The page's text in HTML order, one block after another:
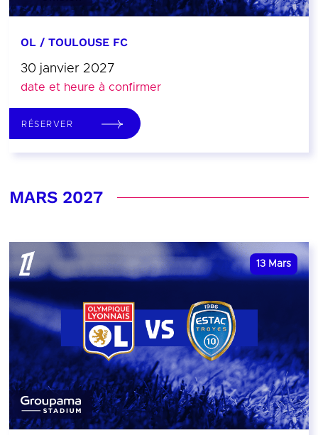
OL / TOULOUSE FC
30 janvier 2027
date et heure à confirmer
RÉSERVER
MARS 2027
13 Mars